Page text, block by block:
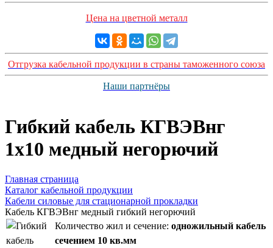
Цена на цветной металл
Отгрузка кабельной продукции в страны таможенного союза
Наши партнёры
Гибкий кабель КГВЭВнг
1х10 медный негорючий
Главная страница
Каталог кабельной продукции
Кабели силовые для стационарной прокладки
Кабель КГВЭВнг медный гибкий негорючий
Количество жил и сечение: одножильный кабель
сечением 10 кв.мм